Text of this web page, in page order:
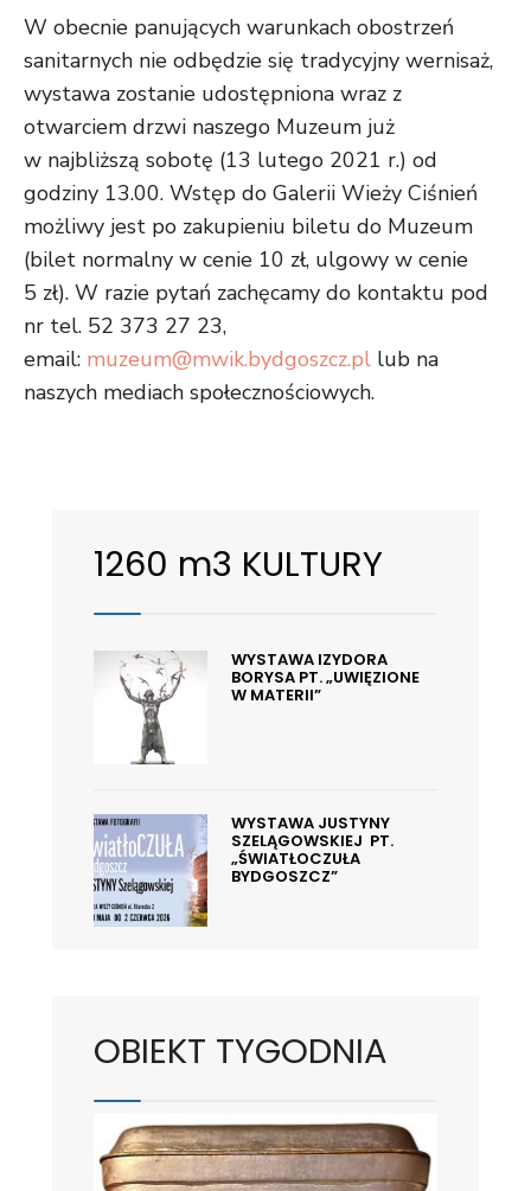
W obecnie panujących warunkach obostrzeń
sanitarnych nie odbędzie się tradycyjny wernisaż,
wystawa zostanie udostępniona wraz z
otwarciem drzwi naszego Muzeum już
w najbliższą sobotę (13 lutego 2021 r.) od
godziny 13.00. Wstęp do Galerii Wieży Ciśnień
możliwy jest po zakupieniu biletu do Muzeum
(bilet normalny w cenie 10 zł, ulgowy w cenie
5 zł). W razie pytań zachęcamy do kontaktu pod
nr tel. 52 373 27 23,
email: muzeum@mwik.bydgoszcz.pl lub na
naszych mediach społecznościowych.
1260 m3 KULTURY
WYSTAWA IZYDORA
BORYSA PT. „UWIĘZIONE
W MATERII”
WYSTAWA JUSTYNY
SZELĄGOWSKIEJ PT.
„ŚWIATŁOCZUŁA
BYDGOSZCZ”
OBIEKT TYGODNIA